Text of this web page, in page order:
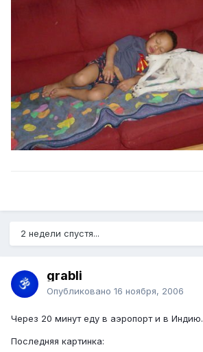
2 недели спустя...
grabli
Опубликовано 16 ноября, 2006
Через 20 минут еду в аэропорт и в Индию.
Последняя картинка: